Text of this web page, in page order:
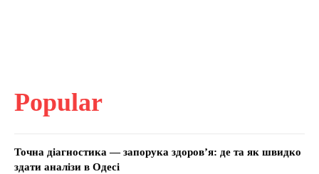
Popular
Точна діагностика — запорука здоров’я: де та як швидко
здати аналізи в Одесі